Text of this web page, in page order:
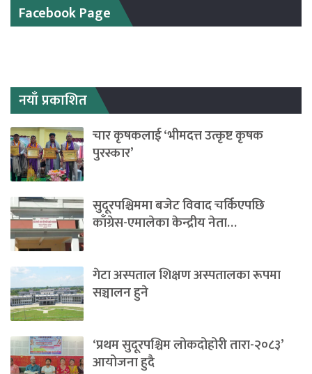
Facebook Page
नयाँ प्रकाशित
चार कृषकलाई ‘भीमदत्त उत्कृष्ट कृषक
पुरस्कार’
सुदूरपश्चिममा बजेट विवाद चर्किएपछि
काँग्रेस-एमालेका केन्द्रीय नेता…
गेटा अस्पताल शिक्षण अस्पतालका रूपमा
सञ्चालन हुने
‘प्रथम सुदूरपश्चिम लोकदोहोरी तारा-२०८३’
आयोजना हुदै